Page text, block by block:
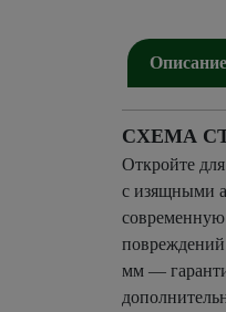
СХЕМА
Откройте
с изящными
мм —